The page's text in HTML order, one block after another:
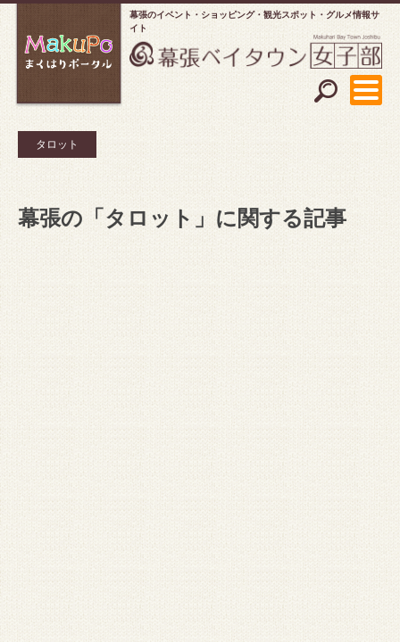
幕張のイベント・ショッピング
観光スポット・グルメ情報サ
イト
タロット
幕張の「タロット」に関する記事